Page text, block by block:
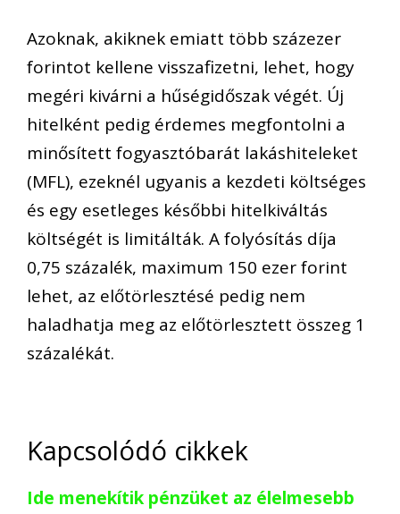
Azoknak, akiknek emiatt több százezer
forintot kellene visszafizetni, lehet, hogy
megéri kivárni a hűségidőszak végét. Új
hitelként pedig érdemes megfontolni a
minősített fogyasztóbarát lakáshiteleket
(MFL), ezeknél ugyanis a kezdeti költséges
és egy esetleges későbbi hitelkiváltás
költségét is limitálták. A folyósítás díja
0,75 százalék, maximum 150 ezer forint
lehet, az előtörlesztésé pedig nem
haladhatja meg az előtörlesztett összeg 1
százalékát.
Kapcsolódó cikkek
Ide menekítik pénzüket az élelmesebb